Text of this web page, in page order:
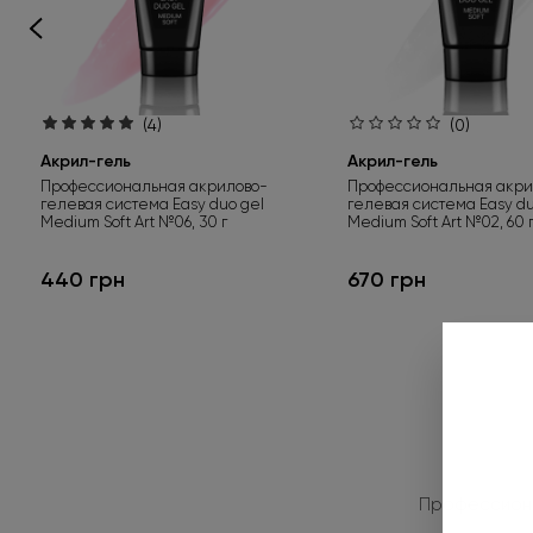
(4)
Акрил-гель
Профессиональная акрилово-
гелевая система Easy duo gel
Medium Soft Art №06, 30 г
440 грн
(0)
Акрил-гель
Профессиональная
гелевая система Easy
Medium Soft Art №02, 60 г
670 грн